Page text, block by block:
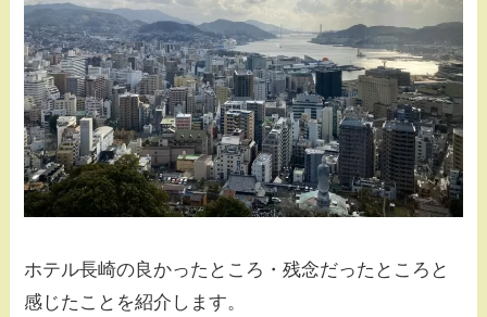
ホテル長崎の良かったところ・残念だったところと
感じたことを紹介します。